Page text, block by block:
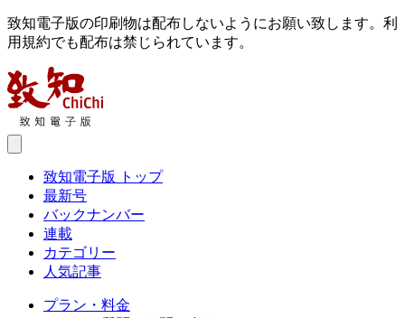
致知電子版の印刷物は配布しないようにお願い致します。利
用規約でも配布は禁じられています。
致知電子版 トップ
最新号
バックナンバー
連載
カテゴリー
人気記事
プラン・料金